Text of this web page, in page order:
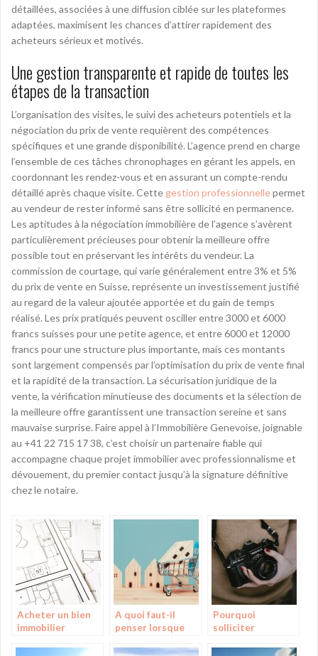
détaillées, associées à une diffusion ciblée sur les plateformes
adaptées, maximisent les chances d’attirer rapidement des
acheteurs sérieux et motivés.
Une gestion transparente et rapide de toutes les
étapes de la transaction
L’organisation des visites, le suivi des acheteurs potentiels et la
négociation du prix de vente requièrent des compétences
spécifiques et une grande disponibilité. L’agence prend en charge
l’ensemble de ces tâches chronophages en gérant les appels, en
coordonnant les rendez-vous et en assurant un compte-rendu
détaillé après chaque visite. Cette gestion professionnellepermet
au vendeur de rester informé sans être sollicité en permanence.
Les aptitudes à la négociation immobilière de l’agence s’avèrent
particulièrement précieuses pour obtenir la meilleure offre
possible tout en préservant les intérêts du vendeur. La
commission de courtage, qui varie généralement entre 3% et 5%
du prix de vente en Suisse, représente un investissement justifié
au regard de la valeur ajoutée apportée et du gain de temps
réalisé. Les prix pratiqués peuvent osciller entre 3000 et 6000
francs suisses pour une petite agence, et entre 6000 et 12000
francs pour une structure plus importante, mais ces montants
sont largement compensés par l’optimisation du prix de vente final
et la rapidité de la transaction. La sécurisation juridique de la
vente, la vérification minutieuse des documents et la sélection de
la meilleure offre garantissent une transaction sereine et sans
mauvaise surprise. Faire appel à l’Immobilière Genevoise, joignable
au +41 22 715 17 38, c’est choisir un partenaire fiable qui
accompagne chaque projet immobilier avec professionnalisme et
dévouement, du premier contact jusqu’à la signature définitive
chez le notaire.
Acheter un bien
immobilier
A quoi faut-il
penser lorsque
vendre un bien
Pourquoi
solliciter
d’un photographe